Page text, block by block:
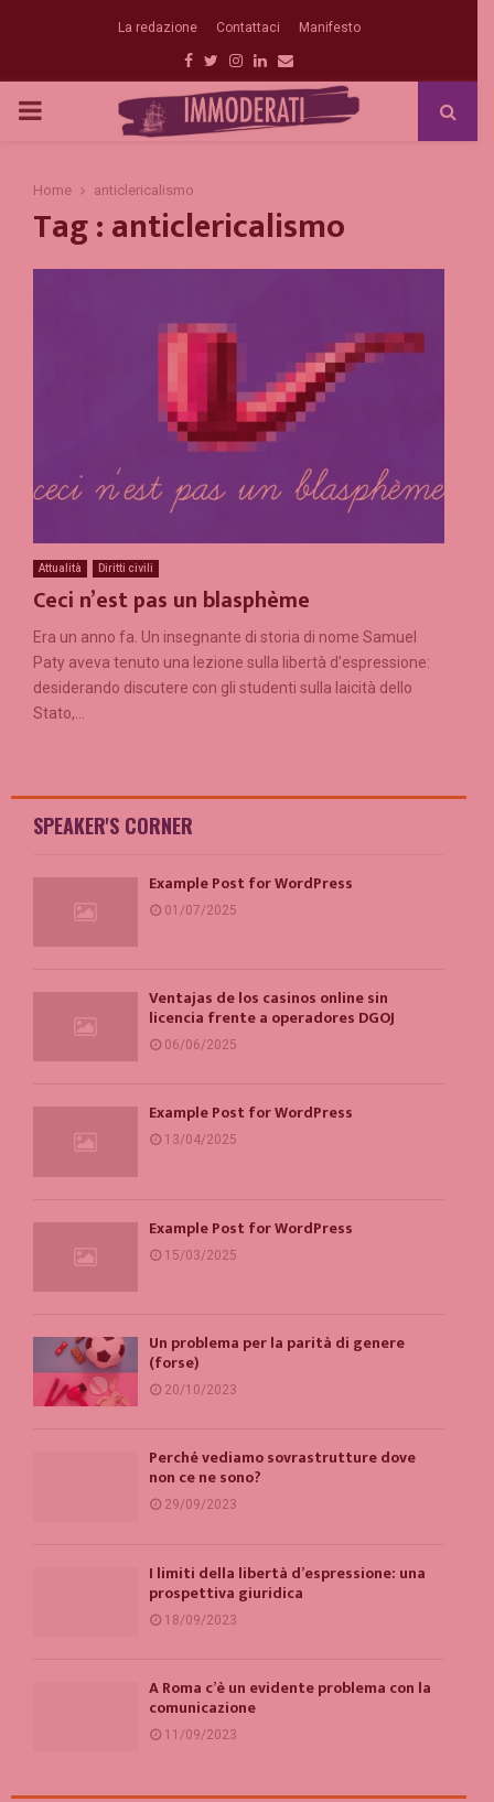
La redazione Contattaci Manifesto
Facebook
Twitter
Instagram
Linkedin
Email
PRIMARY
Home anticlericalismo
Tag : anticlericalismo
Attualità Diritti civili
Ceci n’est pas un blasphème
Era un anno fa. Un insegnante di storia di nome Samuel
Paty aveva tenuto una lezione sulla libertà d’espressione:
desiderando discutere con gli studenti sulla laicità dello
Stato,...
SPEAKER'S CORNER
Example Post for WordPress
01/07/2025
Ventajas de los casinos online sin
licencia frente a operadores DGOJ
06/06/2025
Example Post for WordPress
13/04/2025
Example Post for WordPress
15/03/2025
Un problema per la parità di genere
(forse)
20/10/2023
Perché vediamo sovrastrutture dove
non ce ne sono?
29/09/2023
I limiti della libertà d’espressione: una
prospettiva giuridica
18/09/2023
A Roma c’è un evidente problema con la
comunicazione
11/09/2023